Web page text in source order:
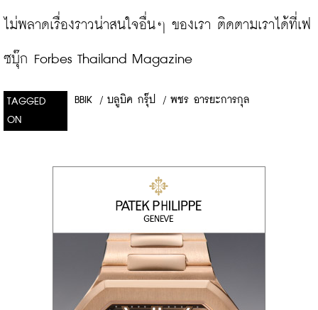
ไม่พลาดเรื่องราวน่าสนใจอื่นๆ ของเรา ติดตามเราได้ที่เฟ
ซบุ๊ก Forbes Thailand Magazine
TAGGED
ON
BBIK / บลูบิค กรุ๊ป / พชร อารยะการกุล